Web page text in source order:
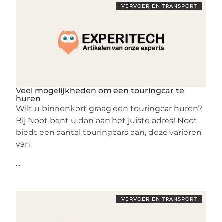
VERVOER EN TRANSPORT
Veel mogelijkheden om een touringcar te
huren
Wilt u binnenkort graag een touringcar huren?
Bij Noot bent u dan aan het juiste adres! Noot
biedt een aantal touringcars aan, deze variëren
van
...
VERVOER EN TRANSPORT